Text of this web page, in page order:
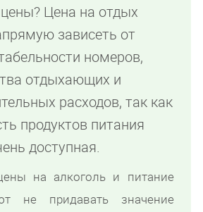
Цена на отдых
зависеть от
номеров,
отдыхающих и
расходов, так как
продуктов питания
доступная.
на алкоголь и питание
не придавать значение